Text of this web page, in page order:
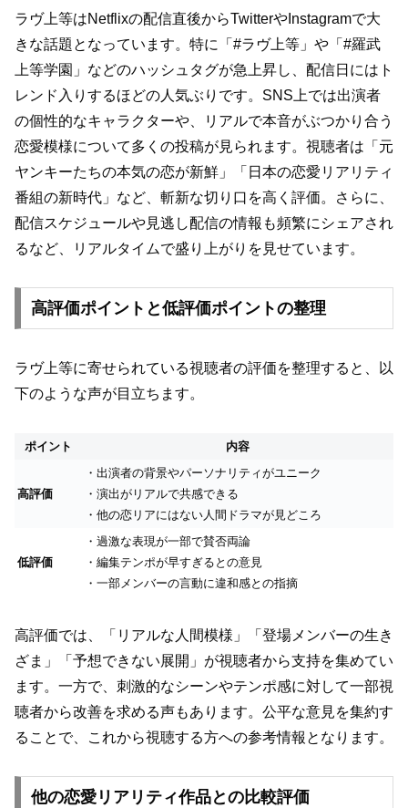
ラヴ上等はNetflixの配信直後からTwitterやInstagramで大
きな話題となっています。特に「#ラヴ上等」や「#羅武
上等学園」などのハッシュタグが急上昇し、配信日にはト
レンド入りするほどの人気ぶりです。SNS上では出演者
の個性的なキャラクターや、リアルで本音がぶつかり合う
恋愛模様について多くの投稿が見られます。視聴者は「元
ヤンキーたちの本気の恋が新鮮」「日本の恋愛リアリティ
番組の新時代」など、斬新な切り口を高く評価。さらに、
配信スケジュールや見逃し配信の情報も頻繁にシェアされ
るなど、リアルタイムで盛り上がりを見せています。
高評価ポイントと低評価ポイントの整理
ラヴ上等に寄せられている視聴者の評価を整理すると、以
下のような声が目立ちます。
ポイント 内容
高評価
・出演者の背景やパーソナリティがユニーク
・演出がリアルで共感できる
・他の恋リアにはない人間ドラマが見どころ
低評価
・過激な表現が一部で賛否両論
・編集テンポが早すぎるとの意見
・一部メンバーの言動に違和感との指摘
高評価では、「リアルな人間模様」「登場メンバーの生き
ざま」「予想できない展開」が視聴者から支持を集めてい
ます。一方で、刺激的なシーンやテンポ感に対して一部視
聴者から改善を求める声もあります。公平な意見を集約す
ることで、これから視聴する方への参考情報となります。
他の恋愛リアリティ作品との比較評価